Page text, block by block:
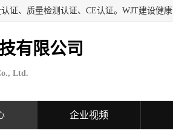
有限公司
Ltd.
企业视频